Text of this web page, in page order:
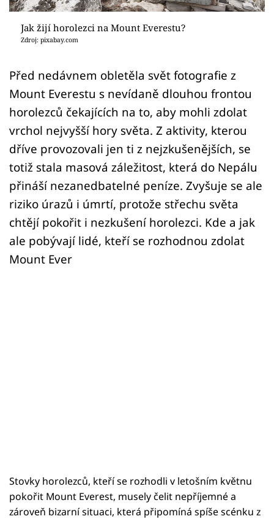
Sledujte nás
Jak žijí horolezci na Mount Everestu?
Zdroj: pixabay.com
Před nedávnem obletěla svět fotografie z
Mount Everestu s nevídaně dlouhou frontou
horolezců čekajících na to, aby mohli zdolat
vrchol nejvyšší hory světa. Z aktivity, kterou
dříve provozovali jen ti z nejzkušenějších, se
totiž stala masová záležitost, která do Nepálu
přináší nezanedbatelné peníze. Zvyšuje se ale
riziko úrazů i úmrtí, protože střechu světa
chtějí pokořit i nezkušení horolezci. Kde a jak
ale pobývají lidé, kteří se rozhodnou zdolat
Mount Ever
Stovky horolezců, kteří se rozhodli v letošním květnu
pokořit Mount Everest, musely čelit nepříjemné a
zároveň bizarní situaci, která připomíná spíše scénku z